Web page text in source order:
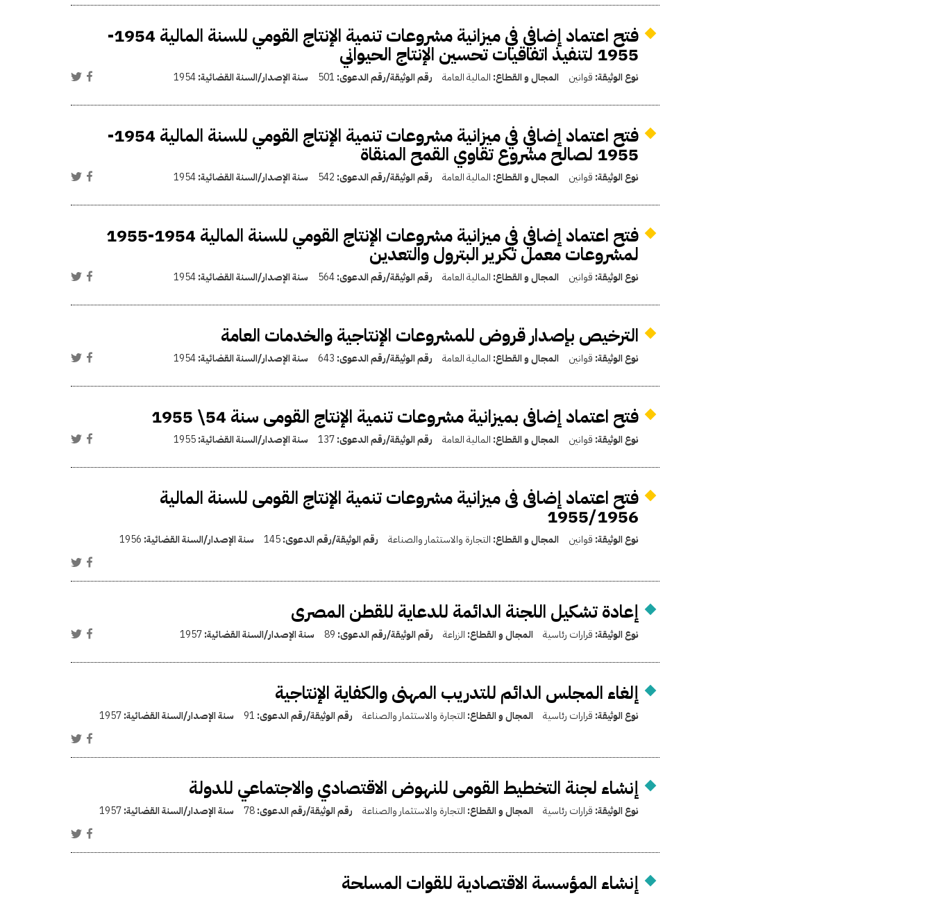
فتح اعتماد إضافي في ميزانية مشروعات تنمية الإنتاج القومي للسنة المالية 1954-
1955 لتنفيذ اتفاقيات تحسين الإنتاج الحيواني
نوع الوثيقة: قوانين المجال و القطاع: المالية العامة رقم الوثيقة/رقم الدعوى: 501 سنة الإصدار/السنة القضائية:1954
فتح اعتماد إضافي في ميزانية مشروعات تنمية الإنتاج القومي للسنة المالية 1954-
1955 لصالح مشروع تقاوي القمح المنقاة
نوع الوثيقة: قوانين المجال و القطاع: المالية العامة رقم الوثيقة/رقم الدعوى: 542 سنة الإصدار/السنة القضائية:1954
فتح اعتماد إضافي في ميزانية مشروعات الإنتاج القومي للسنة المالية 1954-1955
لمشروعات معمل تكرير البترول والتعدين
نوع الوثيقة: قوانين المجال و القطاع: المالية العامة رقم الوثيقة/رقم الدعوى:564 سنة الإصدار/السنة القضائية:1954
الترخيص بإصدار قروض للمشروعات الإنتاجية والخدمات العامة
نوع الوثيقة: قوانين المجال و القطاع: المالية العامة رقم الوثيقة/رقم الدعوى: 643 سنة الإصدار/السنة القضائية:1954
فتح اعتماد إضافى بميزانية مشروعات تنمية الإنتاج القومى سنة 54\ 1955
نوع الوثيقة: قوانين المجال و القطاع: المالية العامة رقم الوثيقة/رقم الدعوى:137 سنة الإصدار/السنة القضائية:1955
فتح اعتماد إضافى فى ميزانية مشروعات تنمية الإنتاج القومى للسنة المالية
1955/1956
نوع الوثيقة: قوانين المجال و القطاع: التجارة والاستثمار والصناعة رقم الوثيقة/رقم الدعوى:145 سنة الإصدار/السنة القضائية: 1956
إعادة تشكيل اللجنة الدائمة للدعاية للقطن المصرى
نوع الوثيقة: قرارات رئاسية المجال و القطاع: الزراعة رقم الوثيقة/رقم الدعوى: 89 سنة الإصدار/السنة القضائية:1957
إلغاء المجلس الدائم للتدريب المهنى والكفاية الإنتاجية
نوع الوثيقة: قرارات رئاسية المجال و القطاع: التجارة والاستثمار والصناعة رقم الوثيقة/رقم الدعوى: 91 سنة الإصدار/السنة القضائية:1957
إنشاء لجنة التخطيط القومى للنهوض الاقتصادي والاجتماعي للدولة
نوع الوثيقة: قرارات رئاسية المجال و القطاع: التجارة والاستثمار والصناعة رقم الوثيقة/رقم الدعوى:78 سنة الإصدار/السنة القضائية:1957
إنشاء المؤسسة الاقتصادية للقوات المسلحة